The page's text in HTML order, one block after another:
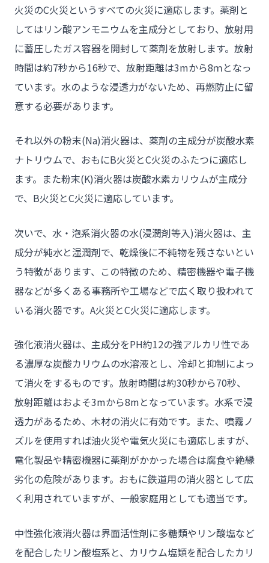
チーム★トウカイセツビ
- HOME
- トウカイセツビについて
- トウカイセツビが選ばれる理由
- 介護施設事業者様
- 工事業者様
- お客様の声
- 施工事例
- お問い合わせ
火災のC火災というすべての火災に適応します。薬剤と
してはリン酸アンモニウムを主成分としており、放射用
に蓄圧したガス容器を開封して薬剤を放射します。放射
時間は約7秒から16秒で、放射距離は3mから8ｍとなっ
ています。水のような浸透力がないため、再燃防止に留
意する必要があります。
それ以外の粉末(Na)消火器は、薬剤の主成分が炭酸水素
ナトリウムで、おもにB火災とC火災のふたつに適応し
ます。また粉末(K)消火器は炭酸水素カリウムが主成分
で、B火災とC火災に適応しています。
次いで、水・泡系消火器の水(浸潤剤等入)消火器は、主
成分が純水と湿潤剤で、乾燥後に不純物を残さないとい
う特徴があります、この特徴のため、精密機器や電子機
器などが多くある事務所や工場などで広く取り扱われて
いる消火器です。A火災とC火災に適応します。
強化液消火器は、主成分をPH約12の強アルカリ性であ
る濃厚な炭酸カリウムの水溶液とし、冷却と抑制によっ
て消火をするものです。放射時間は約30秒から70秒、
放射距離はおよそ3mから8mとなっています。水系で浸
透力があるため、木材の消火に有効です。また、噴霧ノ
ズルを使用すれば油火災や電気火災にも適応しますが、
電化製品や精密機器に薬剤がかかった場合は腐食や絶縁
劣化の危険があります。おもに鉄道用の消火器として広
く利用されていますが、一般家庭用としても適当です。
中性強化液消火器は界面活性剤に多糖類やリン酸塩など
を配合したリン酸塩系と、カリウム塩類を配合したカリ